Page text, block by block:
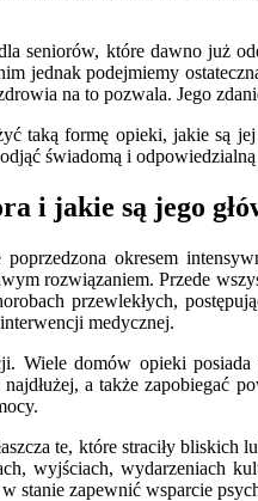
seniorów, które dawno już
jednak podejmiemy
na to pozwala. Jego
taką formę opieki, jakie są
świadomą i
i jakie są jego
okresem
rozwiązaniem. Przede
przewlekłych,
medycznej.
domów opieki
a także
te, które straciły
wyjściach, wydarzeniach
stanie zapewnić wsparcie